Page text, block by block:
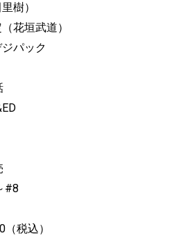
樹）
花垣武道）
パック
#8
（税込）